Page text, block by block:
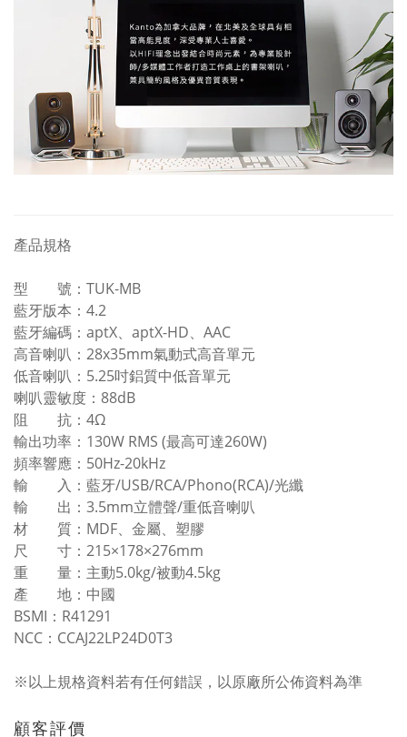
產品規格
型 號：TUK-MB
藍牙版本：4.2
藍牙編碼：aptX、aptX-HD、AAC
高音喇叭：28x35mm氣動式高音單元
低音喇叭：5.25吋鋁質中低音單元
喇叭靈敏度：88dB
阻 抗：4Ω
輸出功率：130W RMS (最高可達260W)
頻率響應：50Hz-20kHz
輸 入：藍牙/USB/RCA/Phono(RCA)/光纖
輸 出：3.5mm立體聲/重低音喇叭
材 質：MDF、金屬、塑膠
尺 寸：215×178×276mm
重 量：主動5.0kg/被動4.5kg
產 地：中國
BSMI：R41291
NCC：CCAJ22LP24D0T3
※以上規格資料若有任何錯誤，以原廠所公佈資料為準
顧客評價